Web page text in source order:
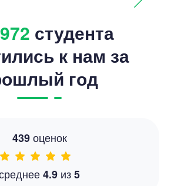
студента
к нам за
год
439оценок
4.9 из5